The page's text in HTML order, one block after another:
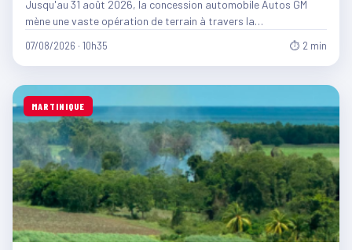
Jusqu'au 31 août 2026, la concession automobile Autos GM
mène une vaste opération de terrain à travers la…
07/08/2026 · 10h35 ⏱ 2 min
MARTINIQUE